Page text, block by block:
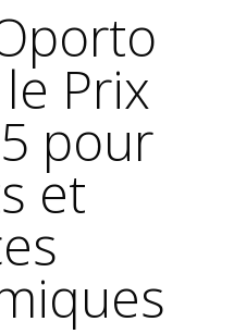
Prix
pour
et